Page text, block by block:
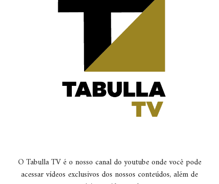
O Tabulla TV é o nosso canal do youtube onde você pode
acessar vídeos exclusivos dos nossos conteúdos, além de